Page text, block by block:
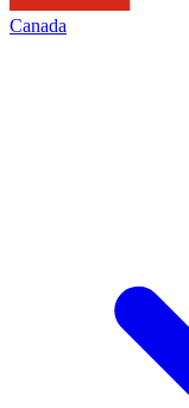
Canada